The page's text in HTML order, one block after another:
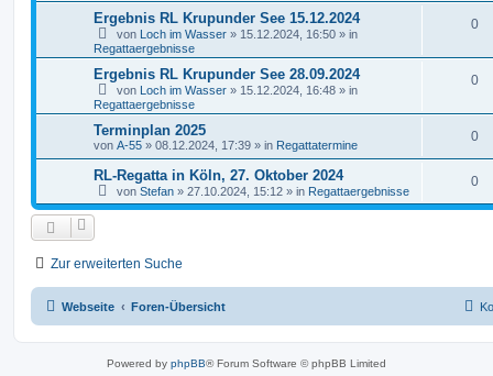
Ergebnis RL Krupunder See 15.12.2024
von Loch im Wasser » 15.12.2024, 16:50 » in
Regattaergebnisse
0
Ergebnis RL Krupunder See 28.09.2024
von Loch im Wasser » 15.12.2024, 16:48 » in
Regattaergebnisse
0
Terminplan 2025
von A-55 » 08.12.2024, 17:39 » in Regattatermine
0
RL-Regatta in Köln, 27. Oktober 2024
von Stefan » 27.10.2024, 15:12 » in Regattaergebnisse
0
Zur erweiterten Suche
Webseite Foren-Übersicht
Powered by phpBB® Forum Software © phpBB Limited